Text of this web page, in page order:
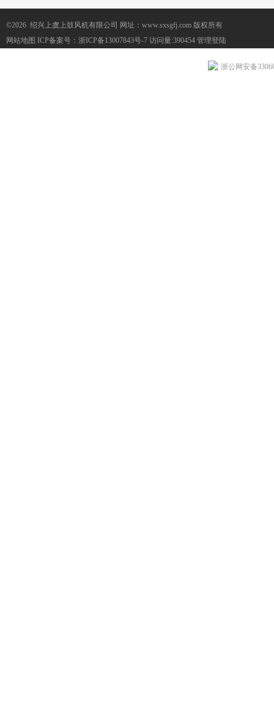
©2026 绍兴上虞上鼓风机有限公司 网址：www.sxsgfj.com 版权所有
网站地图 ICP备案号： 浙ICP备13007843号-7 访问量:390454 管理登陆
浙公网安备